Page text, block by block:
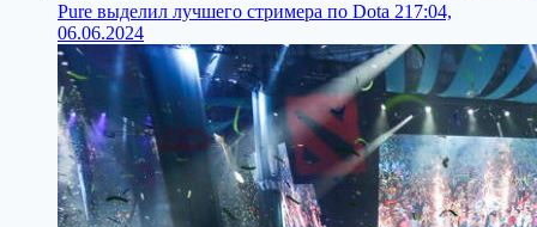
Pure выделил лучшего стримера по Dota 217:04,
06.06.2024